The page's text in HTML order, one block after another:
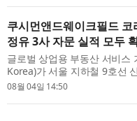
쿠시먼앤드웨이크필드
정유 3사 자문 실적 모두
글로벌 상업용 부동산 서비
Korea)가 서울 지하철 9호선
밝혔다. 쿠시먼앤드웨이크필
08월 04일 14:50